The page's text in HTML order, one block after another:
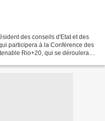
des conseils d'Etat et des
participera à la Conférence des
Rio+20, qui se déroulera